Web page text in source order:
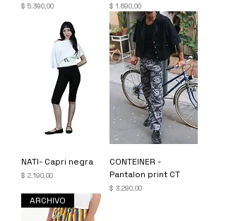
Precio
$ 5.390,00 Precio
$ 1.690,00
NATI- Capri negra
Precio
$ 2.190,00
CONTEINER -
Pantalon print CT
Precio
$ 3.290,00
ARCHIVO